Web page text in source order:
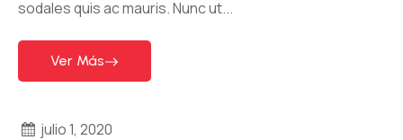
sodales quis ac mauris. Nunc ut...
Ver Más
julio 1, 2020